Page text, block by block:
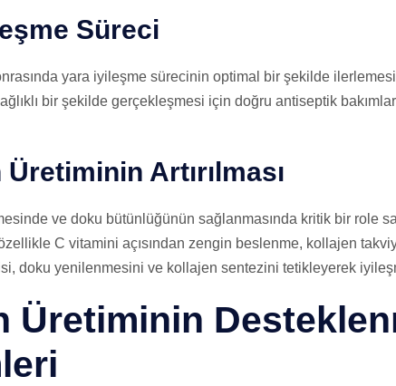
Süreci
yara iyileşme sürecinin optimal bir şekilde
bir şekilde gerçekleşmesi için doğru antiseptik
Artırılması
ve doku bütünlüğünün sağlanmasında kritik bir role
C vitamini açısından zengin beslenme, kollajen
doku yenilenmesini ve kollajen sentezini tetikleyerek
Üretiminin